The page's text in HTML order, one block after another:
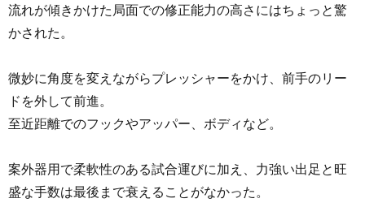
流れが傾きかけた局面での修正能力の高さにはちょっと驚
かされた。
微妙に角度を変えながらプレッシャーをかけ、前手のリー
ドを外して前進。
至近距離でのフックやアッパー、ボディなど。
案外器用で柔軟性のある試合運びに加え、力強い出足と旺
盛な手数は最後まで衰えることがなかった。